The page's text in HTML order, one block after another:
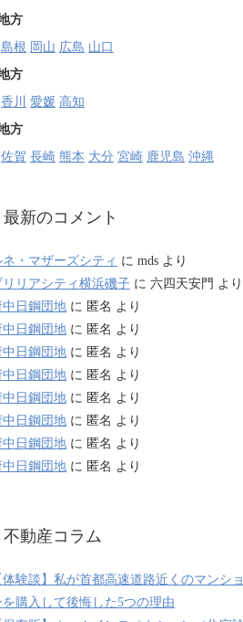
方
島根 岡山 広島 山口
方
香川
愛媛 高知
方
佐賀 長崎 熊本 大分 宮崎 鹿児島 沖縄
最新のコメント
ネ・マザーズシティ に mds より
リリアシティ横浜磯子 に 六四天安門 より
中日鋼団地 に 匿名 より
中日鋼団地 に 匿名 より
中日鋼団地 に 匿名 より
中日鋼団地 に 匿名 より
中日鋼団地 に 匿名 より
中日鋼団地 に 匿名 より
中日鋼団地 に 匿名 より
中日鋼団地 に 匿名 より
不動産コラム
体験談】私が首都高速道路近くのマンショ
を購入して後悔した5つの理由